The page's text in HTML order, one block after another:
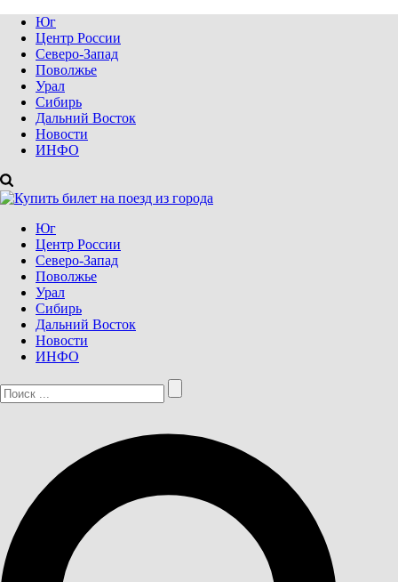
Юг
Центр России
Северо-Запад
Поволжье
Урал
Сибирь
Дальний Восток
Новости
ИНФО
Юг
Центр России
Северо-Запад
Поволжье
Урал
Сибирь
Дальний Восток
Новости
ИНФО